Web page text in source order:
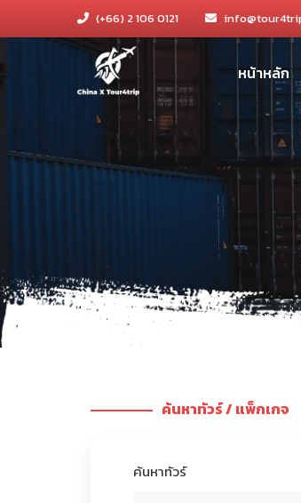
(+66) 2 106 0121
หน้าหลัก
ค้นหาทัวร์ / แพ็กเกจ
ค้นหาทัวร์